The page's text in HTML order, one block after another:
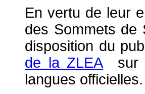
En vertu de leur
des Sommets de
disposition du
de la ZLEA sur
langues officielles.